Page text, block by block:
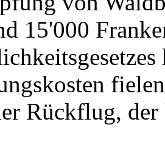
15'000
Rückflug,